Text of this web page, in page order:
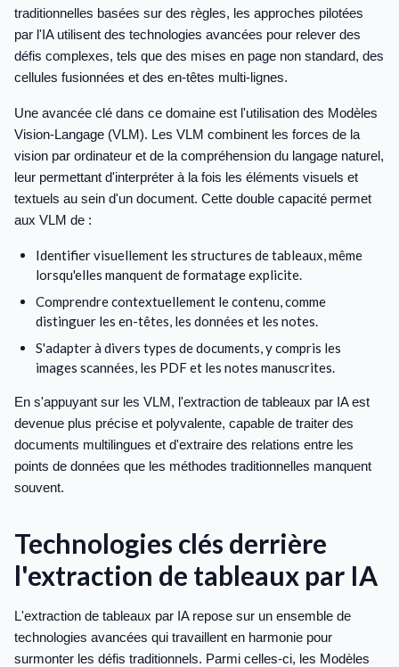
traditionnelles basées sur des règles, les approches pilotées
par l'IA utilisent des technologies avancées pour relever des
défis complexes, tels que des mises en page non standard, des
cellules fusionnées et des en-têtes multi-lignes.
Une avancée clé dans ce domaine est l'utilisation des Modèles
Vision-Langage (VLM). Les VLM combinent les forces de la
vision par ordinateur et de la compréhension du langage naturel,
leur permettant d'interpréter à la fois les éléments visuels et
textuels au sein d'un document. Cette double capacité permet
aux VLM de :
Identifier visuellement les structures de tableaux, même
lorsqu'elles manquent de formatage explicite.
Comprendre contextuellement le contenu, comme
distinguer les en-têtes, les données et les notes.
S'adapter à divers types de documents, y compris les
images scannées, les PDF et les notes manuscrites.
En s'appuyant sur les VLM, l'extraction de tableaux par IA est
devenue plus précise et polyvalente, capable de traiter des
documents multilingues et d'extraire des relations entre les
points de données que les méthodes traditionnelles manquent
souvent.
Technologies clés derrière
l'extraction de tableaux par IA
L'extraction de tableaux par IA repose sur un ensemble de
technologies avancées qui travaillent en harmonie pour
surmonter les défis traditionnels. Parmi celles-ci, les Modèles